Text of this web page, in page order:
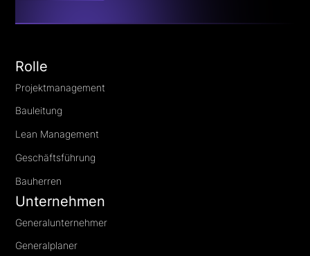
Rolle
Projektmanagement
Bauleitung
Lean Management
Geschäftsführung
Bauherren
Unternehmen
Generalunternehmer
Generalplaner